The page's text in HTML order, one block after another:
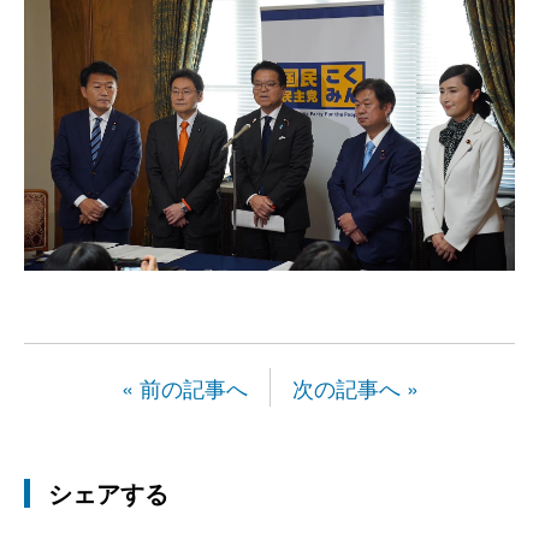
« 前の記事へ 次の記事へ »
シェアする